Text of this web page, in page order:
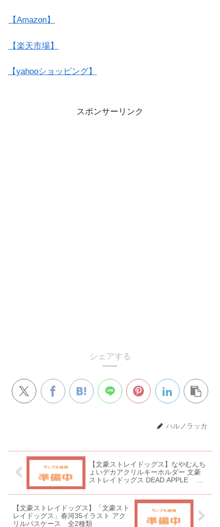
【Amazon】
【楽天市場】
【yahooショッピング】
スポンサーリンク
シェアする
ハルノラッカ
【文豪ストレイドッグス】なやむんち
ょいデカアクリルキーホルダー 文豪
ストレイドッグス DEAD APPLE 全
【文豪ストレイドッグス】「文豪スト
レイドッグス」春河35イラスト アク
リルパスケース 全2種類